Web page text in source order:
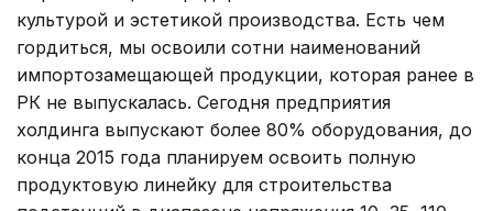
культурой и эстетикой производства. Есть чем
гордиться, мы освоили сотни наименований
импортозамещающей продукции, которая ранее в
РК не выпускалась. Сегодня предприятия
холдинга выпускают более 80% оборудования, до
конца 2015 года планируем освоить полную
продуктовую линейку для строительства